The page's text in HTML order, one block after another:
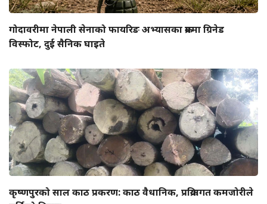
गोदावरीमा नेपाली सेनाको फायरिङ अभ्यासका क्रममा ग्रिनेड
विस्फोट, दुई सैनिक घाइते
कृष्णपुरको साल काठ प्रकरण: काठ वैधानिक, प्रक्रियागत कमजोरीले